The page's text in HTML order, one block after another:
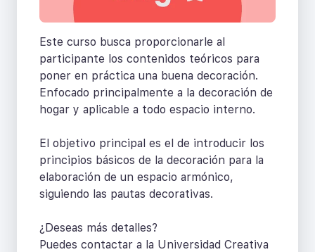
Este curso busca proporcionarle al
participante los contenidos teóricos para
poner en práctica una buena decoración.
Enfocado principalmente a la decoración de
hogar y aplicable a todo espacio interno.
El objetivo principal es el de introducir los
principios básicos de la decoración para la
elaboración de un espacio armónico,
siguiendo las pautas decorativas.
¿Deseas más detalles?
Puedes contactar a la Universidad Creativa